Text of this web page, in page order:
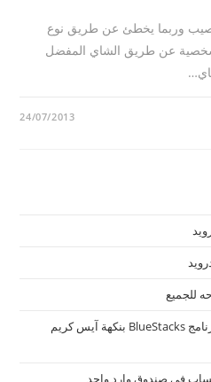
وربما يخطئ عن طريق نوع
عن طريق الشاي المفضل
24/07/2013
للجميع
تشغيل اندرويد على الكمبيوتر عبر برنامج BlueStacks بنكهة آيس كريم